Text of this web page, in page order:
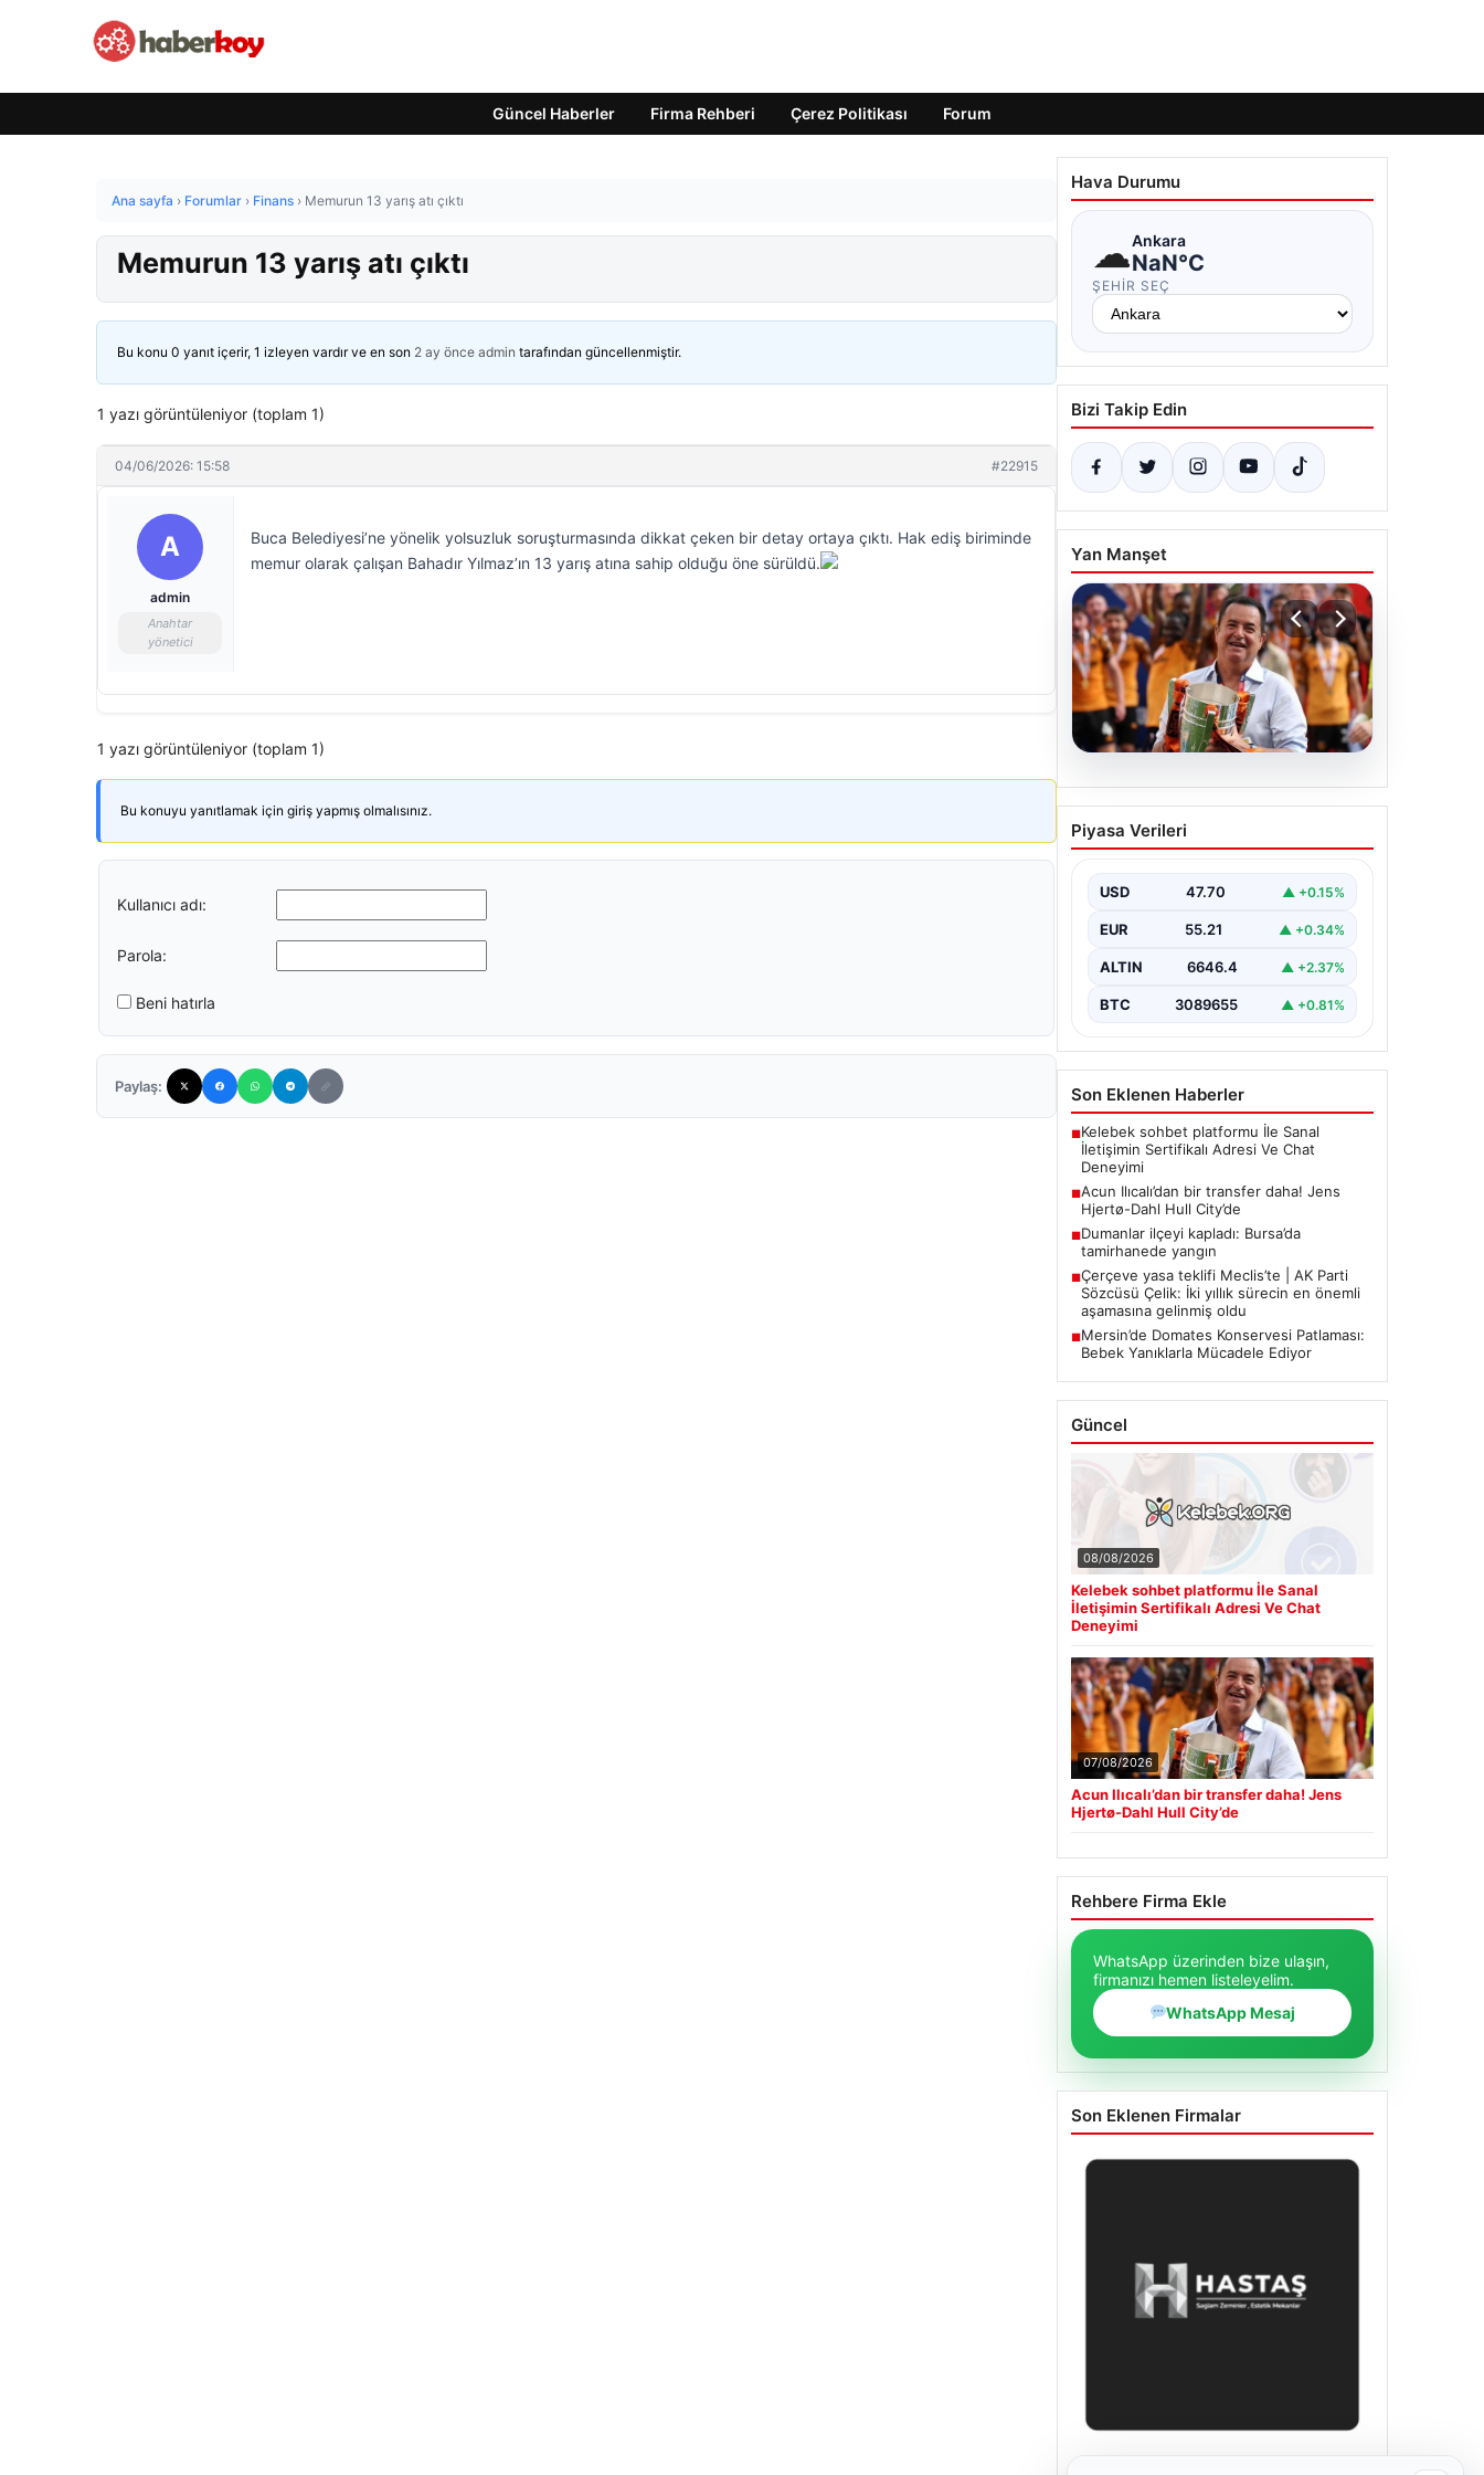
Güncel Haberler Firma Rehberi Çerez Politikası Forum
Ana sayfa › Forumlar › Finans › Memurun 13 yarış atı çıktı
Memurun 13 yarış atı çıktı
Bu konu 0 yanıt içerir, 1 izleyen vardır ve en son 2 ay önce admin tarafından güncellenmiştir.
1 yazı görüntüleniyor (toplam 1)
04/06/2026: 15:58 #22915
A
admin
Anahtar
yönetici
Buca Belediyesi’ne yönelik yolsuzluk soruşturmasında dikkat çeken bir detay ortaya çıktı. Hak ediş biriminde
memur olarak çalışan Bahadır Yılmaz’ın 13 yarış atına sahip olduğu öne sürüldü.
1 yazı görüntüleniyor (toplam 1)
Bu konuyu yanıtlamak için giriş yapmış olmalısınız.
Kullanıcı adı:
Parola:
Beni hatırla
Paylaş:
Hava Durumu
☁Ankara
NaN°C
ŞEHIR SEÇ
Bizi Takip Edin
Yan Manşet
07.08.2026
Acun Ilıcalı’dan bir
transfer daha! Jens
Piyasa Verileri
USD 47.70 ▲ +0.15%
EUR 55.21 ▲ +0.34%
ALTIN 6646.4 ▲ +2.37%
BTC 3089655 ▲ +0.81%
Son Eklenen Haberler
■Kelebek sohbet platformu İle Sanal
İletişimin Sertifikalı Adresi Ve Chat
Deneyimi
■Acun Ilıcalı’dan bir transfer daha! Jens
Hjertø-Dahl Hull City’de
■Dumanlar ilçeyi kapladı: Bursa’da
tamirhanede yangın
■Çerçeve yasa teklifi Meclis’te | AK Parti
Sözcüsü Çelik: İki yıllık sürecin en önemli
aşamasına gelinmiş oldu
■Mersin’de Domates Konservesi Patlaması:
Bebek Yanıklarla Mücadele Ediyor
Güncel
08/08/2026
Kelebek sohbet platformu İle Sanal
İletişimin Sertifikalı Adresi Ve Chat
Deneyimi
07/08/2026
Acun Ilıcalı’dan bir transfer daha! Jens
Hjertø-Dahl Hull City’de
Rehbere Firma Ekle
WhatsApp üzerinden bize ulaşın,
firmanızı hemen listeleyelim.
WhatsApp Mesaj
Son Eklenen Firmalar